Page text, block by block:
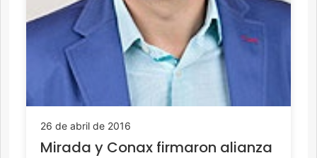
26 de abril de 2016
Mirada y Conax firmaron alianza